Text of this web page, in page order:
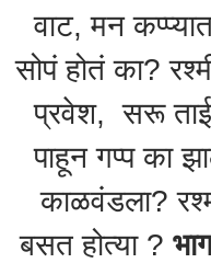
वाट, मन
सोपं होतं का?
प्रवेश, सरू
पाहून गप्प का
काळवंडला?
बसत होत्या ?